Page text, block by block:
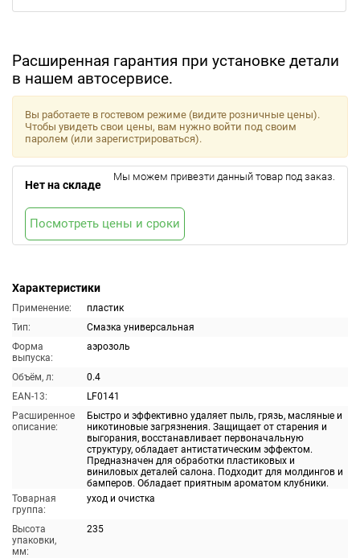
Расширенная гарантия при установке детали
в нашем автосервисе.
Характеристики
Применение:
пластик
Тип:
Смазка универсальная
Форма
выпуска:
аэрозоль
Объём, л:
0.4
EAN-13:
LF0141
Расширенное
описание:
Быстро и эффективно удаляет пыль, грязь, масляные и
никотиновые загрязнения. Защищает от старения и
выгорания, восстанавливает первоначальную
структуру, обладает антистатическим эффектом.
Предназначен для обработки пластиковых и
виниловых деталей салона. Подходит для молдингов и
бамперов. Обладает приятным ароматом клубники.
Товарная
группа:
уход и очистка
Высота
упаковки,
мм:
235
Вы работаете в гостевом режиме (видите розничные цены).
Чтобы увидеть свои цены, вам нужно войти под своим
паролем (или зарегистрироваться).
Нет на складе
Мы можем привезти данный товар под заказ.
Посмотреть цены и сроки